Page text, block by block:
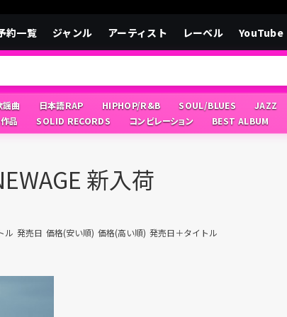
約一覧 ジャンル アーティスト レーベル YouTube
曲 日本語RAP HIPHOP/R&B SOUL/BLUES JAZZ
品
SOLID RECORDS コンピレーション BEST ALBUM
新入荷
ル 発売日 価格(安い順) 価格(高い順) 発売日＋タイトル